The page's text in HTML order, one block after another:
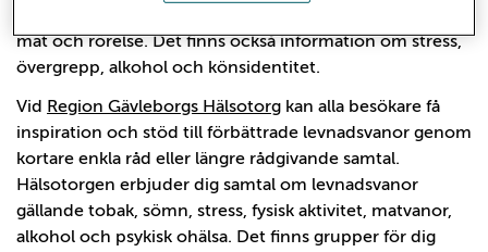
mat och rörelse. Det finns också information om stress,
övergrepp, alkohol och könsidentitet.
Vid Region Gävleborgs Hälsotorg kan alla besökare få
inspiration och stöd till förbättrade levnadsvanor genom
kortare enkla råd eller längre rådgivande samtal.
Hälsotorgen erbjuder dig samtal om levnadsvanor
gällande tobak, sömn, stress, fysisk aktivitet, matvanor,
alkohol och psykisk ohälsa. Det finns grupper för dig